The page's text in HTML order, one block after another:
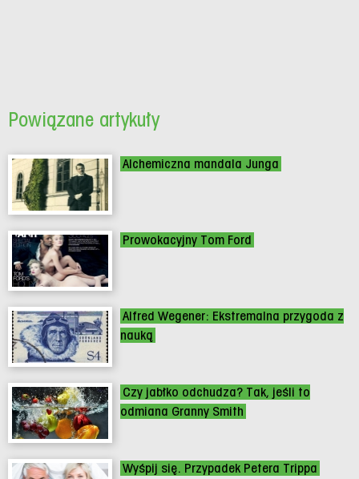
Powiązane artykuły
Alchemiczna mandala Junga
Prowokacyjny Tom Ford
Alfred Wegener: Ekstremalna przygoda z
nauką
Czy jabłko odchudza? Tak, jeśli to
odmiana Granny Smith
Wyśpij się. Przypadek Petera Trippa